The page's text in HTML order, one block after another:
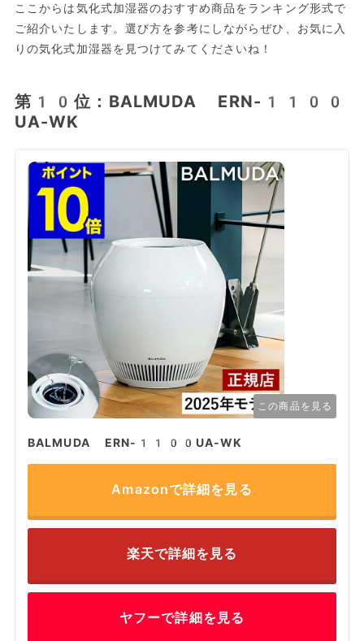
ここからは気化式加湿器のおすすめ商品をランキング形式で
ご紹介いたします。選び方を参考にしながらぜひ、お気に入
りの気化式加湿器を見つけてみてくださいね！
第10位：BALMUDA ERN-1100
UA-WK
この商品を見る
BALMUDA ERN-1100UA-WK
Amazonで詳細を見る
楽天で詳細を見る
ヤフーで詳細を見る